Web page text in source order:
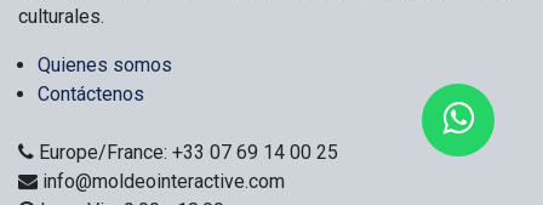
culturales.
Quienes somos
Contáctenos
Europe/France: +33 07 69 14 00 25
info@moldeointeractive.com